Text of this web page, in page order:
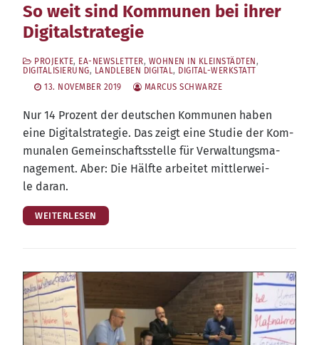
So weit sind Kommunen bei ihrer
Digitalstrategie
PROJEKTE, EA-NEWSLETTER, WOHNEN IN KLEINSTÄDTEN,
DIGITALISIERUNG, LANDLEBEN DIGITAL, DIGITAL-WERKSTATT
13. NOVEMBER 2019
MARCUS SCHWARZE
Nur 14 Pro­zent der deut­schen Kom­mu­nen haben
eine Digi­tal­stra­te­gie. Das zeigt eine Stu­die der Kom­
mu­na­len Gemein­schafts­stel­le für Ver­wal­tungs­ma­
nage­ment. Aber: Die Hälf­te arbei­tet mitt­ler­wei­
le daran.
WEITERLESEN